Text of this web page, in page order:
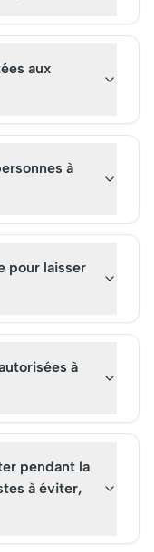
aux
à
pour laisser
à
pendant la
à éviter,